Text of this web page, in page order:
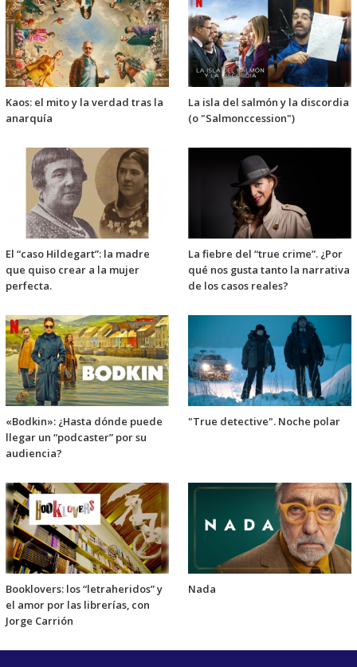
Kaos: el mito y la verdad tras la
anarquía
La isla del salmón y la discordia
(o "Salmonccession")
El “caso Hildegart”: la madre
que quiso crear a la mujer
perfecta.
La fiebre del “true crime”. ¿Por
qué nos gusta tanto la narrativa
de los casos reales?
«Bodkin»: ¿Hasta dónde puede
llegar un “podcaster” por su
audiencia?
"True detective". Noche polar
Booklovers: los “letraheridos” y
el amor por las librerías, con
Jorge Carrión
Nada